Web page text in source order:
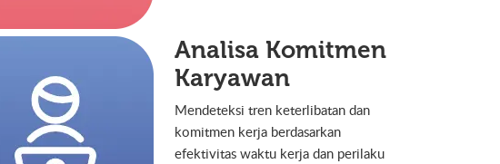
Analisa Komitmen
Karyawan
Mendeteksi tren keterlibatan dan
komitmen kerja berdasarkan
efektivitas waktu kerja dan perilaku